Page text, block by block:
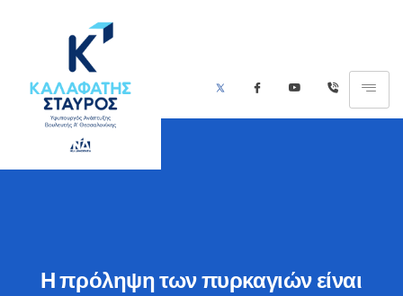
Η πρόληψη των πυρκαγιών είναι